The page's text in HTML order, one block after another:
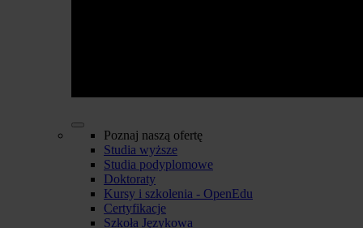
Poznaj naszą ofertę
Studia wyższe
Studia podyplomowe
Doktoraty
Kursy i szkolenia - OpenEdu
Certyfikacje
Szkoła Językowa